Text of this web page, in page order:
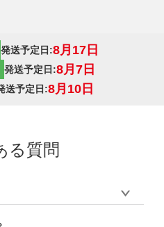
発送予定日:8月17日
発送予定日:8月7日
送予定日:8月10日
る質問